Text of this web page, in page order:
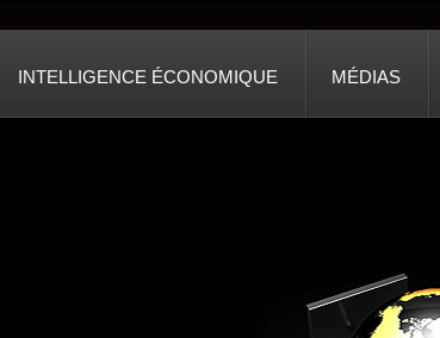
INTELLIGENCE ÉCONOMIQUE MÉDIAS